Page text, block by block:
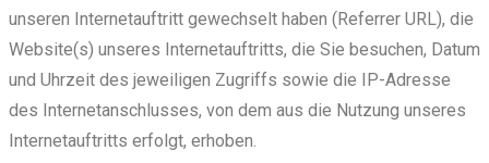
unseren Internetauftritt gewechselt haben (Referrer URL), die
Website(s) unseres Internetauftritts, die Sie besuchen, Datum
und Uhrzeit des jeweiligen Zugriffs sowie die IP-Adresse
des Internetanschlusses, von dem aus die Nutzung unseres
Internetauftritts erfolgt, erhoben.